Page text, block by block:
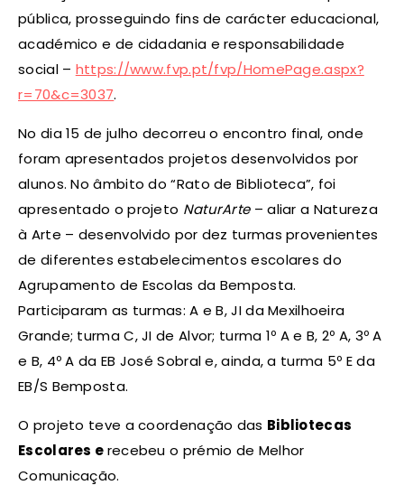
pública, prosseguindo fins de carácter educacional,
académico e de cidadania e responsabilidade
social – https://www.fvp.pt/fvp/HomePage.aspx?
r=70&c=3037.
No dia 15 de julho decorreu o encontro final, onde
foram apresentados projetos desenvolvidos por
alunos. No âmbito do “Rato de Biblioteca”, foi
apresentado o projeto NaturArte– aliar a Natureza
à Arte – desenvolvido por dez turmas provenientes
de diferentes estabelecimentos escolares do
Agrupamento de Escolas da Bemposta.
Participaram as turmas: A e B, JI da Mexilhoeira
Grande; turma C, JI de Alvor; turma 1º A e B, 2º A, 3º A
e B, 4º A da EB José Sobral e, ainda, a turma 5º E da
EB/S Bemposta.
O projeto teve a coordenação das Bibliotecas
Escolares erecebeu o prémio de Melhor
Comunicação.